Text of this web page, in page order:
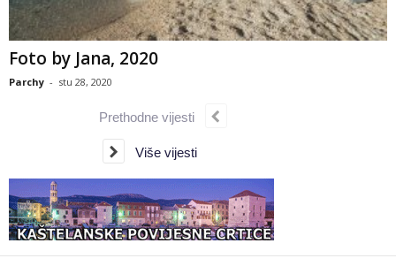
Foto by Jana, 2020
Parchy - stu 28, 2020
Prethodne vijesti
Više vijesti